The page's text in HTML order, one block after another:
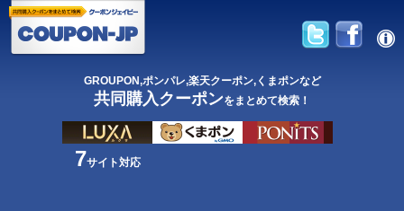
GROUPON,ポンパレ,楽天クーポン,くまポンなど
共同購入クーポンをまとめて検索！
7サイト対応